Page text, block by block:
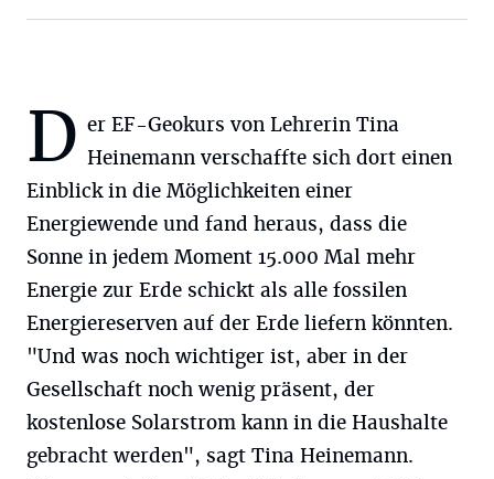
D er EF-Geokurs von Lehrerin Tina
Heinemann verschaffte sich dort einen
Einblick in die Möglichkeiten einer
Energiewende und fand heraus, dass die
Sonne in jedem Moment 15.000 Mal mehr
Energie zur Erde schickt als alle fossilen
Energiereserven auf der Erde liefern könnten.
"Und was noch wichtiger ist, aber in der
Gesellschaft noch wenig präsent, der
kostenlose Solarstrom kann in die Haushalte
gebracht werden", sagt Tina Heinemann.